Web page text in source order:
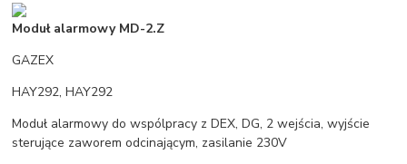
Moduł alarmowy MD-2.Z
GAZEX
HAY292, HAY292
Moduł alarmowy do wspólpracy z DEX, DG, 2 wejścia, wyjście
sterujące zaworem odcinającym, zasilanie 230V